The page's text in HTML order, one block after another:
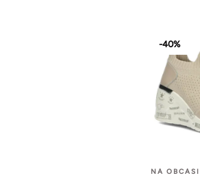
-40%
NA